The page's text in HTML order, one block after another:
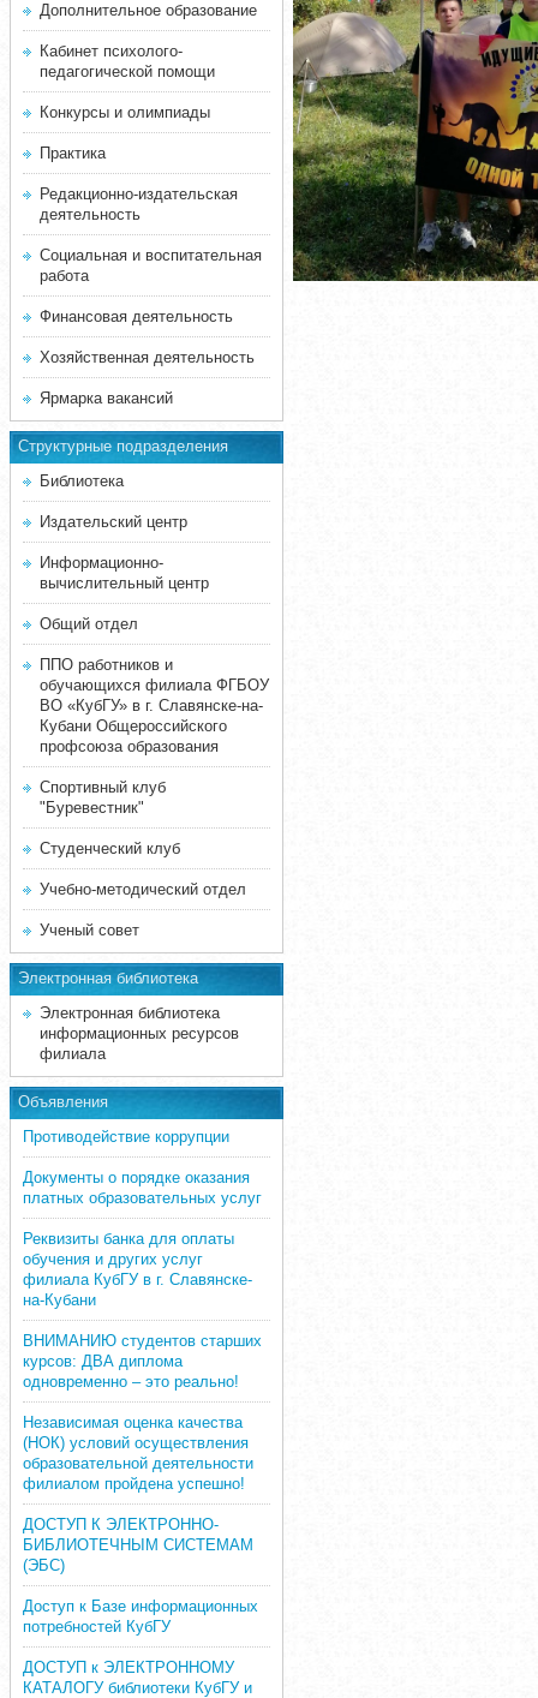
Дополнительное образование
Кабинет психолого-
педагогической помощи
Конкурсы и олимпиады
Практика
Редакционно-издательская
деятельность
Социальная и воспитательная
работа
Финансовая деятельность
Хозяйственная деятельность
Ярмарка вакансий
Структурные подразделения
Библиотека
Издательский центр
Информационно-
вычислительный центр
Общий отдел
ППО работников и
обучающихся филиала ФГБОУ
ВО «КубГУ» в г. Славянске-на-
Кубани Общероссийского
профсоюза образования
Спортивный клуб
"Буревестник"
Студенческий клуб
Учебно-методический отдел
Ученый совет
Электронная библиотека
Электронная библиотека
информационных ресурсов
филиала
Объявления
Противодействие коррупции
Документы о порядке оказания
платных образовательных услуг
Реквизиты банка для оплаты
обучения и других услуг
филиала КубГУ в г. Славянске-
на-Кубани
ВНИМАНИЮ студентов старших
курсов: ДВА диплома
одновременно – это реально!
Независимая оценка качества
(НОК) условий осуществления
образовательной деятельности
филиалом пройдена успешно!
ДОСТУП К ЭЛЕКТРОННО-
БИБЛИОТЕЧНЫМ СИСТЕМАМ
(ЭБС)
Доступ к Базе информационных
потребностей КубГУ
ДОСТУП к ЭЛЕКТРОННОМУ
КАТАЛОГУ библиотеки КубГУ и